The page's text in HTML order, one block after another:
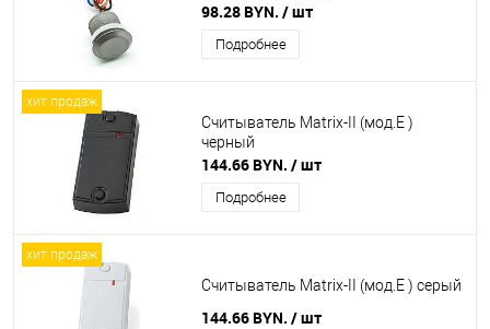
98.28 BYN. / шт
Подробнее
хит продаж
Считыватель Matrix-II (мод.E )
черный
144.66 BYN. / шт
Подробнее
хит продаж
Считыватель Matrix-II (мод.E ) серый
144.66 BYN. / шт